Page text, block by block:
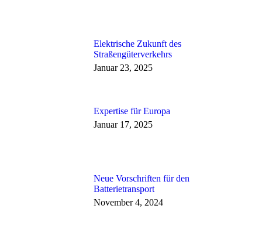
Elektrische Zukunft des
Straßengüterverkehrs
Januar 23, 2025
Expertise für Europa
Januar 17, 2025
Neue Vorschriften für den
Batterietransport
November 4, 2024